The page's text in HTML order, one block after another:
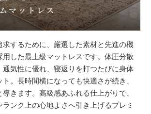
求するために、厳選した素材と先進の機
用した最上級マットレスです。体圧分散
通気性に優れ、寝返りを打つたびに身体
。長時間横になっても快適さが続き、
きます。高級感あふれる仕上がりで、
ンク上の心地よさへ引き上げるプレミ